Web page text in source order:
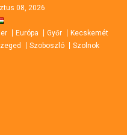
08, 2026
Európa Győr
Kecskemét
Szoboszló Szolnok